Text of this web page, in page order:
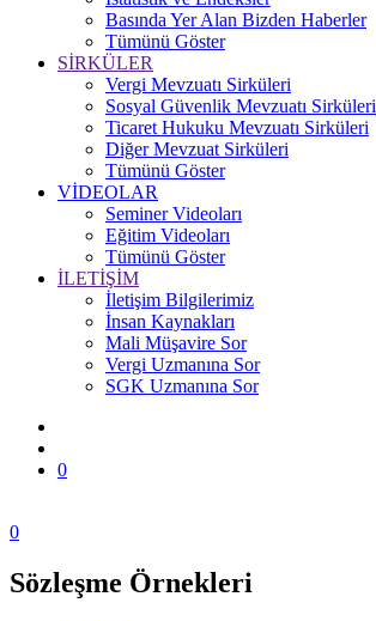
Basında Yer Alan Bizden Haberler
Tümünü Göster
SİRKÜLER
Vergi Mevzuatı Sirküleri
Sosyal Güvenlik Mevzuatı Sirküleri
Ticaret Hukuku Mevzuatı Sirküleri
Diğer Mevzuat Sirküleri
Tümünü Göster
VİDEOLAR
Seminer Videoları
Eğitim Videoları
Tümünü Göster
İLETİŞİM
İletişim Bilgilerimiz
İnsan Kaynakları
Mali Müşavire Sor
Vergi Uzmanına Sor
SGK Uzmanına Sor
0
0
Zonguldak
Sözleşme Örnekleri